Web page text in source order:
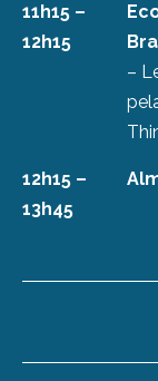
11h15 –
12h15
–
12h15 –
13h45